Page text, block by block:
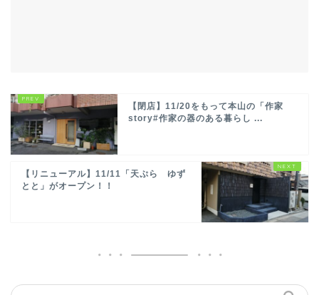
【閉店】11/20をもって本山の「作家
story#作家の器のある暮らし ...
【リニューアル】11/11「天ぷら ゆず
とと」がオープン！！